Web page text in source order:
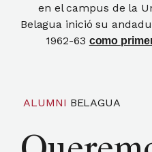
en el campus de la
Belagua inició su
1962-63 como
ALUMNI BELAGUA